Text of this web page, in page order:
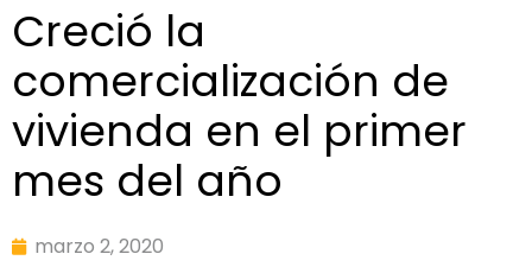
Creció la
comercialización de
vivienda en el primer
mes del año
marzo 2, 2020